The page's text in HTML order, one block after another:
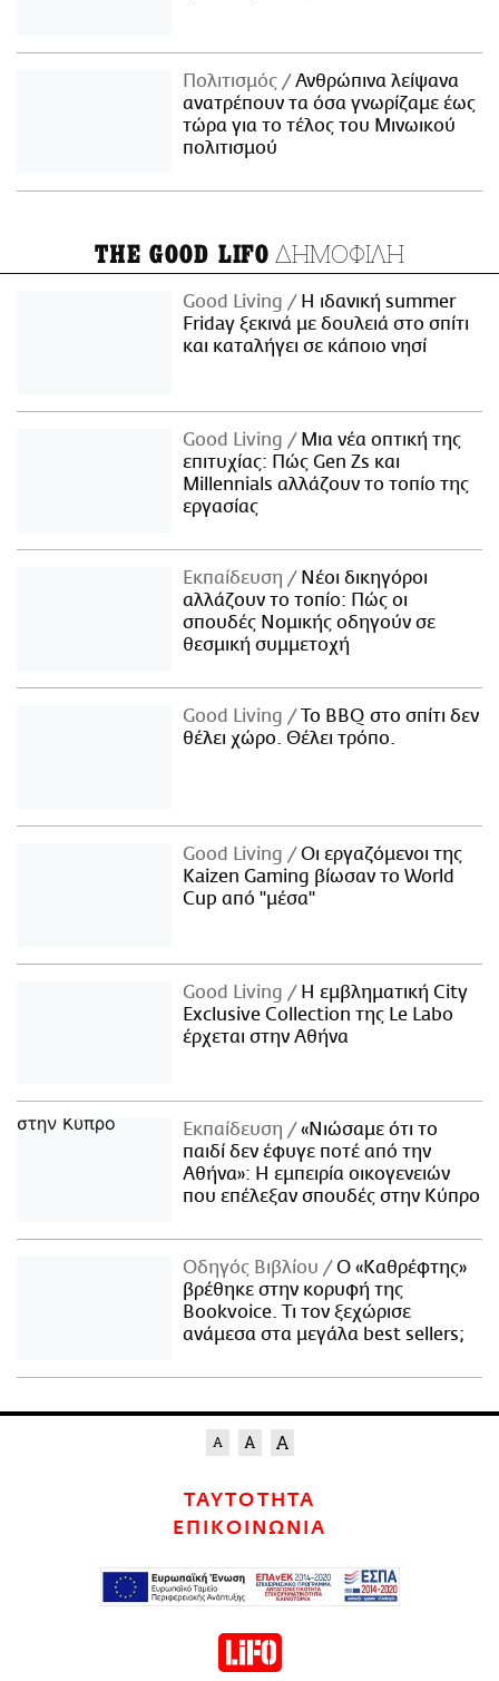
Πολιτισμός
Ανθρώπινα λείψανα
ανατρέπουν τα όσα γνωρίζαμε έως
τώρα για το τέλος του Μινωικού
πολιτισμού
THE GOOD LIFO ΔΗΜΟΦΙΛΗ
Good Living
Η ιδανική summer
Friday ξεκινά με δουλειά στο σπίτι
και καταλήγει σε κάποιο νησί
Good Living
Μια νέα οπτική της
επιτυχίας: Πώς Gen Zs και
Millennials αλλάζουν το τοπίο της
εργασίας
Εκπαίδευση
Νέοι δικηγόροι
αλλάζουν το τοπίο: Πώς οι
σπουδές Νομικής οδηγούν σε
θεσμική συμμετοχή
Good Living
Το BBQ στο σπίτι δεν
θέλει χώρο. Θέλει τρόπο.
Good Living
Οι εργαζόμενοι της
Kaizen Gaming βίωσαν το World
Cup από "μέσα"
Good Living
Η εμβληματική City
Exclusive Collection της Le Labo
έρχεται στην Αθήνα
Εκπαίδευση
«Νιώσαμε ότι το
παιδί δεν έφυγε ποτέ από την
Αθήνα»: Η εμπειρία οικογενειών
που επέλεξαν σπουδές στην Κύπρο
Οδηγός Βιβλίου
Ο «Καθρέφτης»
βρέθηκε στην κορυφή της
Bookvoice. Τι τον ξεχώρισε
ανάμεσα στα μεγάλα best sellers;
ΤΑΥΤΟΤΗΤΑ
ΕΠΙΚΟΙΝΩΝΙΑ